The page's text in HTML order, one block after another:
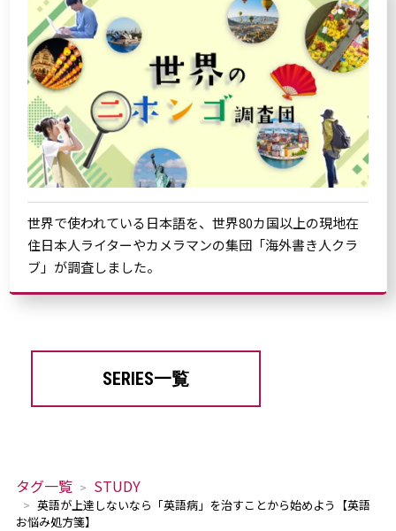
世界で使われている日本語を、世界80カ国以上の現地在
住日本人ライターやカメラマンの集団「海外書き人クラ
ブ」が調査しました。
SERIES一覧
タグ一覧 STUDY
英語が上達しないなら「英語病」を治すことから始めよう【英語
お悩み処方箋】